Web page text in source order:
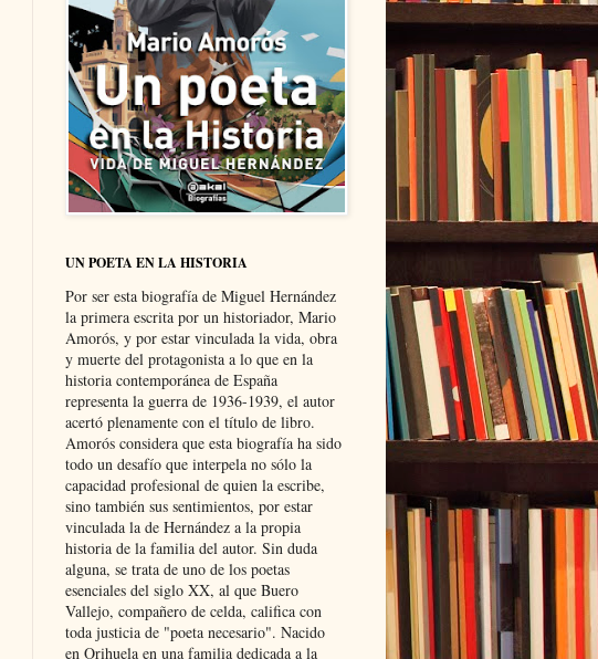
UN POETA EN LA HISTORIA
Por ser esta biografía de Miguel Hernández
la primera escrita por un historiador, Mario
Amorós, y por estar vinculada la vida, obra
y muerte del protagonista a lo que en la
historia contemporánea de España
representa la guerra de 1936-1939, el autor
acertó plenamente con el título de libro.
Amorós considera que esta biografía ha sido
todo un desafío que interpela no sólo la
capacidad profesional de quien la escribe,
sino también sus sentimientos, por estar
vinculada la de Hernández a la propia
historia de la familia del autor. Sin duda
alguna, se trata de uno de los poetas
esenciales del siglo XX, al que Buero
Vallejo, compañero de celda, califica con
toda justicia de "poeta necesario". Nacido
en Orihuela en una familia dedicada a la